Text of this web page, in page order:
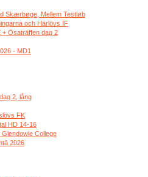
Skærbøge, Mellem Testløb
och Härlövs IF
+ Ösaträffen dag 2
- MD1
2, lång
FK
HD 14-16
College
2026